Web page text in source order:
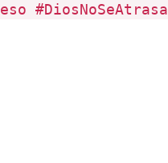
#DiosNoSeAtrasa